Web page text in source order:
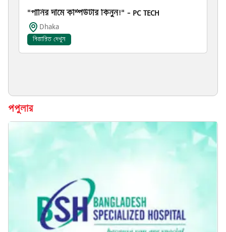
"পানির দামে কম্পিউটার কিনুন!" – PC TECH
Dhaka
বিস্তারিত দেখুন
পপুলার